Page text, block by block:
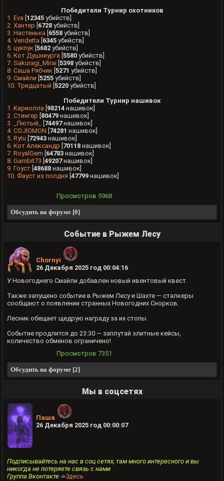
Победители Турнир охотников
1. Evа 12345 убийств]
2. Хантеp 6728 убийств]
3. Настенька 6558 убийств]
4. Vendettа 6345 убийств]
5. цукпук 5682 убийств]
6. Кот Душниурга 5580 убийств]
7. Sakuragi_Mirai 5398 убийств]
8. Саша Рябчик 5271 убийств]
9. Смайли 5255 убийств]
10. Тридцатый 5220 убийств]
Победители Турнир нашивок
1. Кариолла 98214 нашивок]
2. Стингер 80479 нашивок]
3. _Лютый_
74497нашивок]
4. COJlOMON 74281 нашивок]
5. Rytu 72943 нашивок]
6. Кот Александр 70118 нашивок]
7. RoyalGem 64783 нашивок]
8. Gambit73 49207нашивок]
9. Гоyст 48688 нашивок]
10. Фауст из полдня 47799 нашивок]
Просмотров 5968
Обсудить на форуме [0]
Событие в Рыжем Лесу
Chornyi
26 Декабря 2025 год 00:04:16
У Новогоднего Смайли добавлен новый ивентовый квест.
Также запущено событие в Рыжем Лесу и Шахте — сталкеры
сообщают о появлении странных Новогодних Снорков.
Лесник обещает щедрую награду за их стопы.
Событие продлится до 23:30 — заплутай элитные кейсы,
количество обменов ограничено!
Просмотров 7351
Обсудить на форуме [2]
Мы в соцсетях
Паша
26 Декабря 2025 год 00:00:07
Подписывайтесь на нас в соц сетях, там много интересного и вы
никогда не потеряете связь с нами
Группа Вконтакте ->Здесь